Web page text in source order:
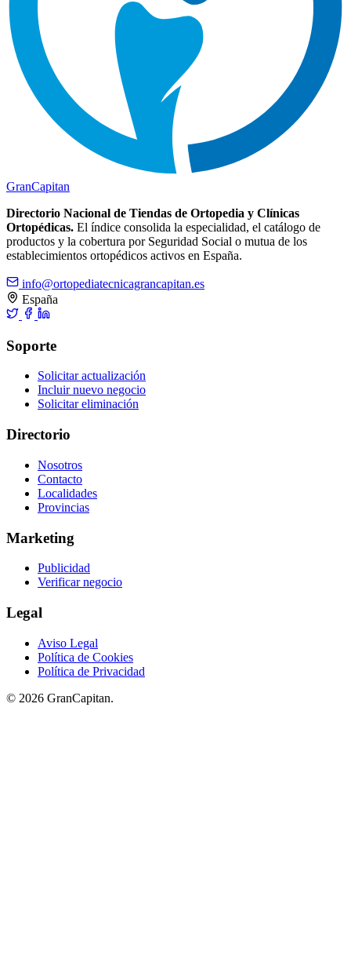
GranCapitan
Directorio Nacional de Tiendas de Ortopedia y Clínicas
Ortopédicas. El índice consolida la especialidad, el catálogo de
productos y la cobertura por Seguridad Social o mutua de los
establecimientos ortopédicos activos en España.
info@ortopediatecnicagrancapitan.es
España
Soporte
Solicitar actualización
Incluir nuevo negocio
Solicitar eliminación
Directorio
Nosotros
Contacto
Localidades
Provincias
Marketing
Publicidad
Verificar negocio
Legal
Aviso Legal
Política de Cookies
Política de Privacidad
© 2026 GranCapitan.